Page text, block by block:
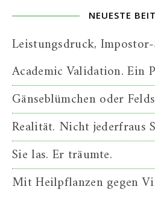
NEUESTE
Leistungsdruck,
Academic Validation. Ein
Gänseblümchen oder
Realität. Nicht jederfraus
Sie las. Er träumte.
Mit Heilpflanzen gegen